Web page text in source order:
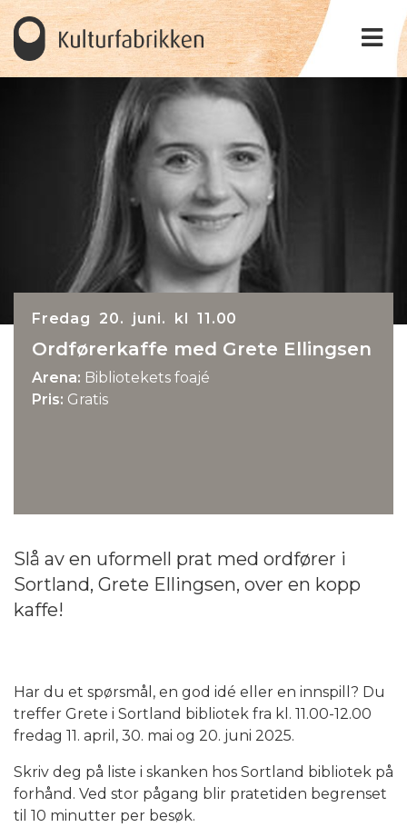
Fredag 20. juni. kl 11.00
Ordførerkaffe med Grete Ellingsen
Arena: Bibliotekets foajé
Pris: Gratis
Slå av en uformell prat med ordfører i
Sortland, Grete Ellingsen, over en kopp
kaffe!
Har du et spørsmål, en god idé eller en innspill? Du
treffer Grete i Sortland bibliotek fra kl. 11.00-12.00
fredag 11. april, 30. mai og 20. juni 2025.
Skriv deg på liste i skanken hos Sortland bibliotek på
forhånd. Ved stor pågang blir pratetiden begrenset
til 10 minutter per besøk.